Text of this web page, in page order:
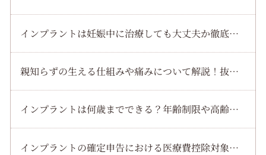
インプラントは妊娠中に治療しても大丈夫か徹底解説｜リスクと安全なタイミング
親知らずの生える仕組みや痛みについて解説！抜歯・費用・インプラントなども紹介
インプラントは何歳までできる？年齢制限や高齢者治療リスクと持病別の注意点を解説
インプラントの確定申告における医療費控除対象条件と還付金計算方法を解説